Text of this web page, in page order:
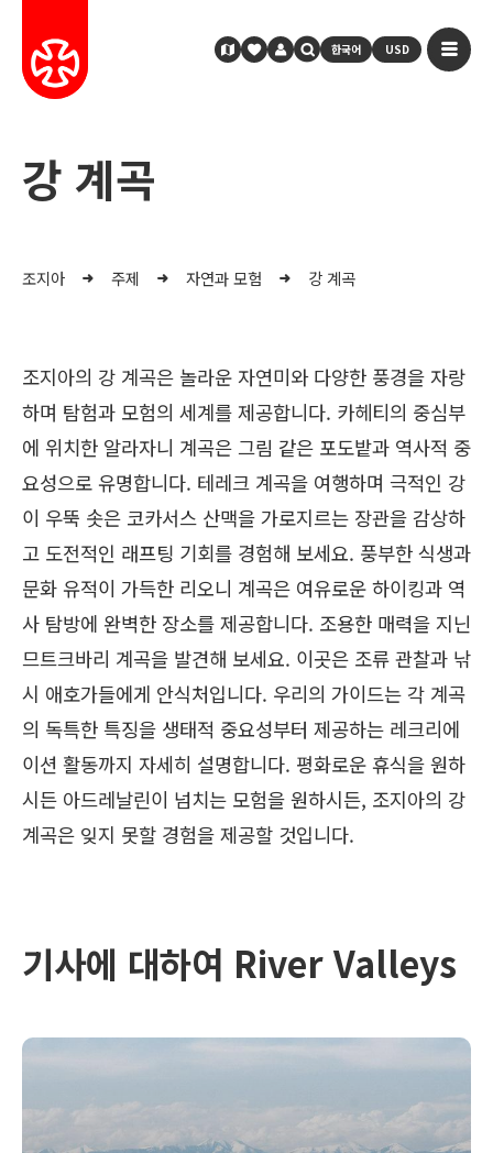
한국어 USD
강 계곡
조지아 주제 자연과 모험 강 계곡
조지아의 강 계곡은 놀라운 자연미와 다양한 풍경을 자랑
하며 탐험과 모험의 세계를 제공합니다. 카헤티의 중심부
에 위치한 알라자니 계곡은 그림 같은 포도밭과 역사적 중
요성으로 유명합니다. 테레크 계곡을 여행하며 극적인 강
이 우뚝 솟은 코카서스 산맥을 가로지르는 장관을 감상하
고 도전적인 래프팅 기회를 경험해 보세요. 풍부한 식생과
문화 유적이 가득한 리오니 계곡은 여유로운 하이킹과 역
사 탐방에 완벽한 장소를 제공합니다. 조용한 매력을 지닌
므트크바리 계곡을 발견해 보세요. 이곳은 조류 관찰과 낚
시 애호가들에게 안식처입니다. 우리의 가이드는 각 계곡
의 독특한 특징을 생태적 중요성부터 제공하는 레크리에
이션 활동까지 자세히 설명합니다. 평화로운 휴식을 원하
시든 아드레날린이 넘치는 모험을 원하시든, 조지아의 강
계곡은 잊지 못할 경험을 제공할 것입니다.
기사에 대하여 River Valleys